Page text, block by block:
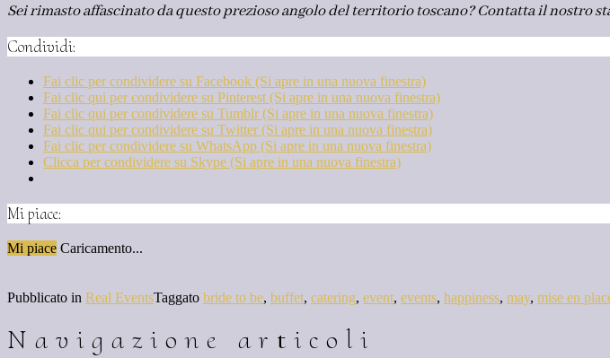
Sei rimasto affascinato da questo prezioso angolo del territorio toscano? Contatta il nostro
Condividi:
Fai clic per condividere su Facebook (Si apre in una nuova finestra)
Fai clic qui per condividere su Pinterest (Si apre in una nuova finestra)
Fai clic qui per condividere su Tumblr (Si apre in una nuova finestra)
Fai clic qui per condividere su Twitter (Si apre in una nuova finestra)
Fai clic per condividere su WhatsApp (Si apre in una nuova finestra)
Clicca per condividere su Skype (Si apre in una nuova finestra)
Mi piace:
Mi piace Caricamento...
Pubblicato in Real EventsTaggato bride to be, buffet, catering, event, events, happiness, may, mise en
Navigazione articoli